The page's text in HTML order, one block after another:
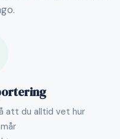
att du alltid vet hur